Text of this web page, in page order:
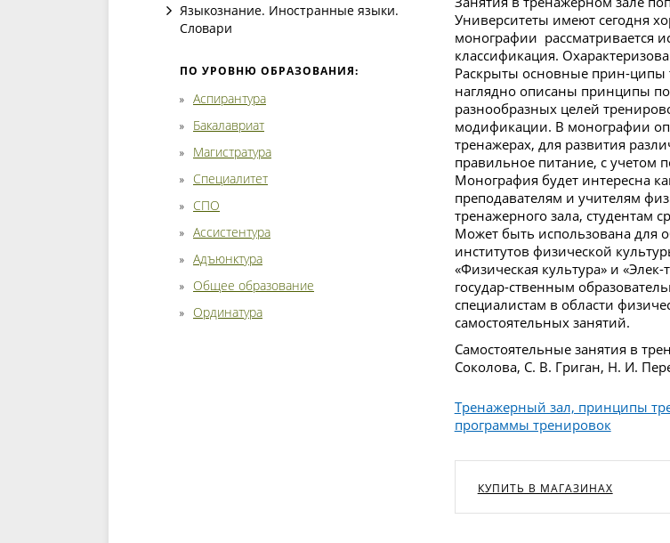
Языкознание. Иностранные языки.
Словари
ПО УРОВНЮ ОБРАЗОВАНИЯ:
Аспирантура
Бакалавриат
Магистратура
Специалитет
СПО
Ассистентура
Адъюнктура
Общее образование
Ординатура
Университеты имеют сегодня
монографии рассматривается
классификация.
Раскрыты основные прин-ципы
наглядно описаны принципы
разнообразных целей
модификации. В монографии
тренажерах, для развития
правильное питание, с учетом
Монография будет интересна
преподавателям и учителям
тренажерного зала, студентам
Может быть использована для
институтов физической
«Физическая культура» и
государ-ственным
специалистам в области
самостоятельных занятий.
Самостоятельные занятия в
Соколова, С. В. Григан, Н. И.
Тренажерный зал, принципы
программы тренировок
КУПИТЬ В МАГАЗИНАХ